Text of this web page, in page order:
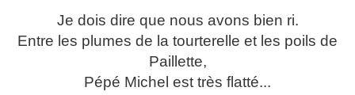
Je dois dire que nous avons bien ri.
Entre les plumes de la tourterelle et les poils de
Paillette,
Pépé Michel est très flatté...